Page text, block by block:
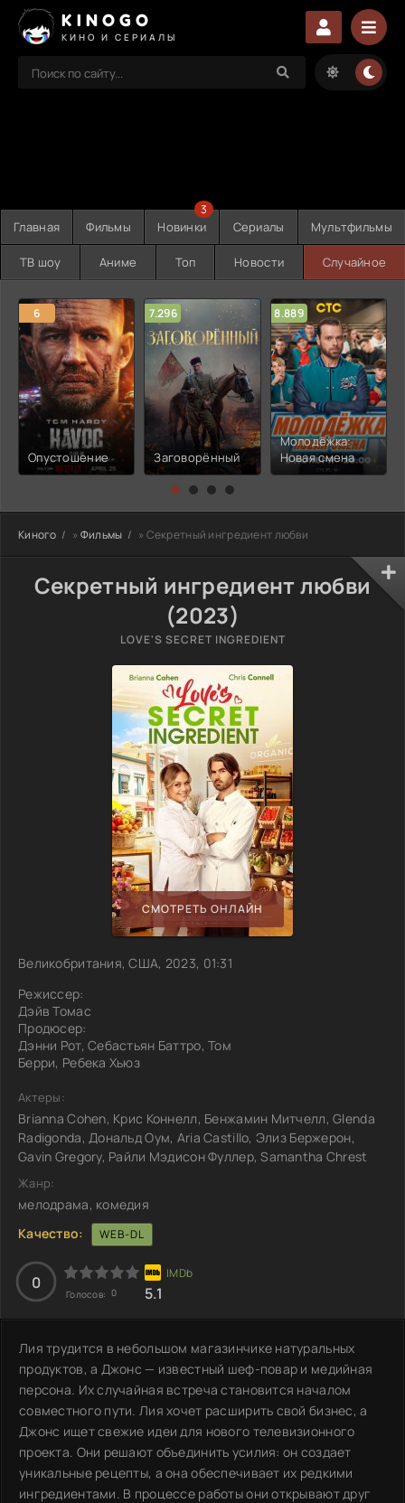
KINOGO
КИНО И СЕРИАЛЫ
Главная Фильмы Новинки
3
Сериалы Мультфильмы
ТВ шоу Аниме Топ Новости Случайное
6
Опустошение
7.296
Заговорённый
8.889
Молодёжка:
Новая смена
Киного » Фильмы » Секретный ингредиент любви
Секретный ингредиент любви
(2023)
LOVE'S SECRET INGREDIENT
СМОТРЕТЬ ОНЛАЙН
Великобритания, США, 2023, 01:31
Режиссер:
Дэйв Томас
Продюсер:
Дэнни Рот, Себастьян Баттро, Том
Берри, Ребека Хьюз
Актеры:
Brianna Cohen, Крис Коннелл, Бенжамин Митчелл, Glenda
Radigonda, Дональд Оум, Aria Castillo, Элиз Бержерон,
Gavin Gregory, Райли Мэдисон Фуллер, Samantha Chrest
Жанр:
мелодрама, комедия
Качество:
WEB-DL
0
Голосов: 0 5.1
Лия трудится в небольшом магазинчике натуральных
продуктов, а Джонс — известный шеф-повар и медийная
персона. Их случайная встреча становится началом
совместного пути. Лия хочет расширить свой бизнес, а
Джонс ищет свежие идеи для нового телевизионного
проекта. Они решают объединить усилия: он создает
уникальные рецепты, а она обеспечивает их редкими
ингредиентами. В процессе работы они открывают друг